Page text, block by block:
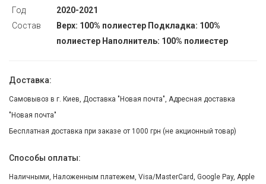
Год
2020-2021
Состав
Верх: 100% полиестер Подкладка: 100%
полиестер Наполнитель: 100% полиестер
Доставка:
Самовывоз в г. Киев, Доставка "Новая почта", Адресная доставка
"Новая почта"
Бесплатная доставка при заказе от 1000 грн (не акционный товар)
Способы оплаты:
Наличными, Наложенным платежем, Visa/MasterCard, Google Pay, Apple